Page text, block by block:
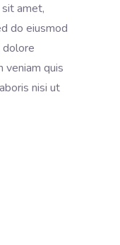
amet,
do eiusmod
veniam quis
nisi ut